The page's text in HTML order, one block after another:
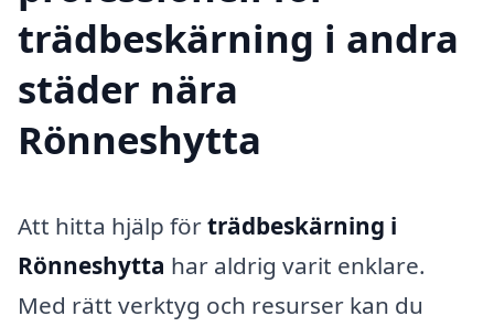
trädbeskärning i andra
städer nära
Rönneshytta
Att hitta hjälp förträdbeskärning i
Rönneshytta har aldrig varit enklare.
Med rätt verktyg och resurser kan du